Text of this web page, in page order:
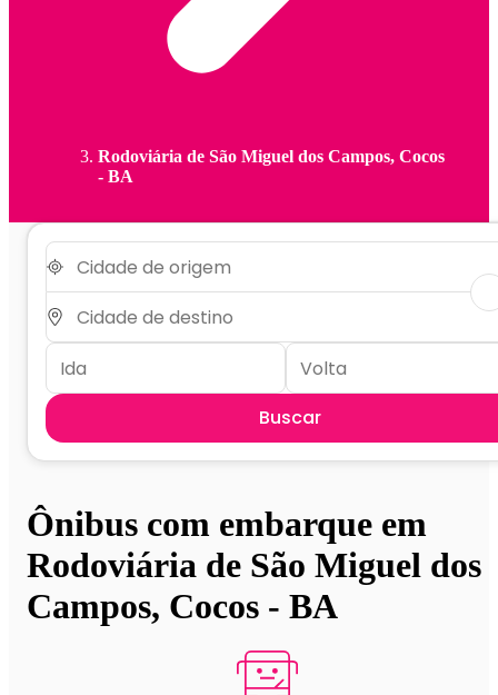
Rodoviária de São Miguel dos Campos, Cocos
- BA
Buscar
Ônibus com embarque em
Rodoviária de São Miguel dos
Campos, Cocos - BA